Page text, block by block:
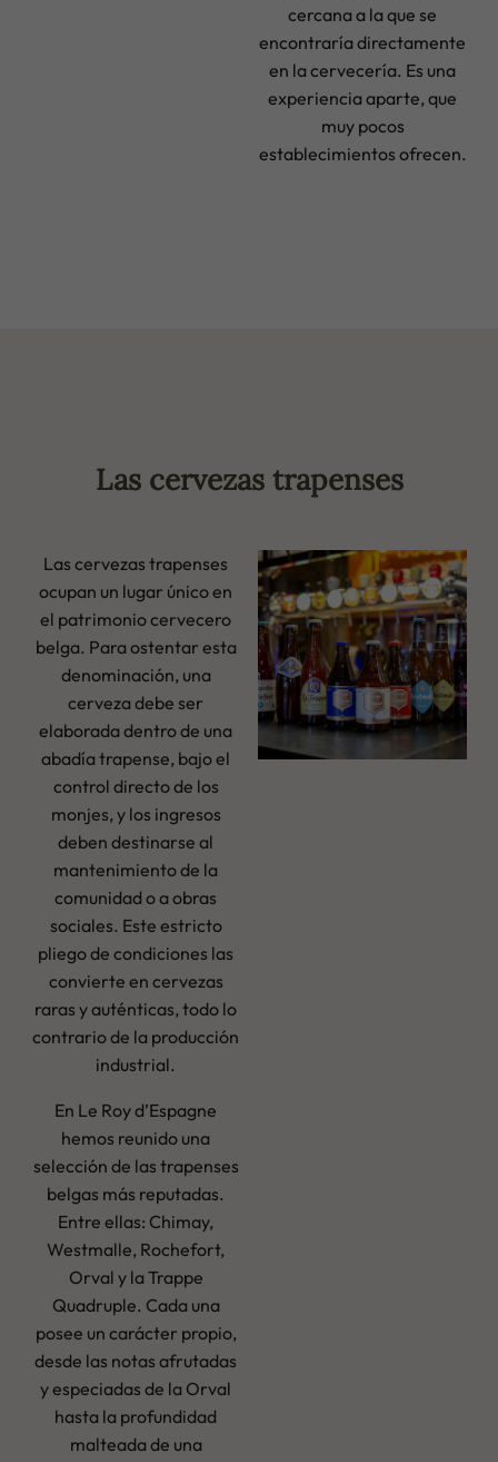
cercana a la que se
encontraría directamente
en la cervecería. Es una
experiencia aparte, que
muy pocos
establecimientos ofrecen.
Las cervezas trapenses
Las cervezas trapenses
ocupan un lugar único en
el patrimonio cervecero
belga. Para ostentar esta
denominación, una
cerveza debe ser
elaborada dentro de una
abadía trapense, bajo el
control directo de los
monjes, y los ingresos
deben destinarse al
mantenimiento de la
comunidad o a obras
sociales. Este estricto
pliego de condiciones las
convierte en cervezas
raras y auténticas, todo lo
contrario de la producción
industrial.
En Le Roy d’Espagne
hemos reunido una
selección de las trapenses
belgas más reputadas.
Entre ellas: Chimay,
Westmalle, Rochefort,
Orval y la Trappe
Quadruple. Cada una
posee un carácter propio,
desde las notas afrutadas
y especiadas de la Orval
hasta la profundidad
malteada de una